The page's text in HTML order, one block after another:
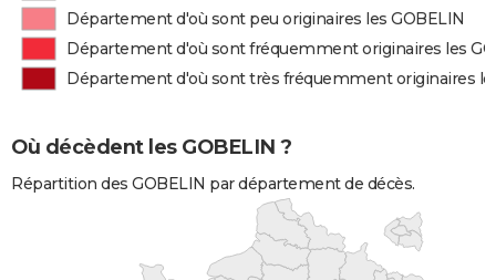
Département d'où sont peu originaires les GOBELIN
Département d'où sont fréquemment originaires les
Département d'où sont très fréquemment originaires
Où décèdent les GOBELIN ?
Répartition des GOBELIN par département de décès.